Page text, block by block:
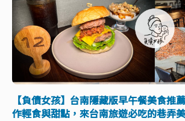
【負債女孩】台南隱藏版早午餐美食推
作輕食與甜點，來台南旅遊必吃的巷弄